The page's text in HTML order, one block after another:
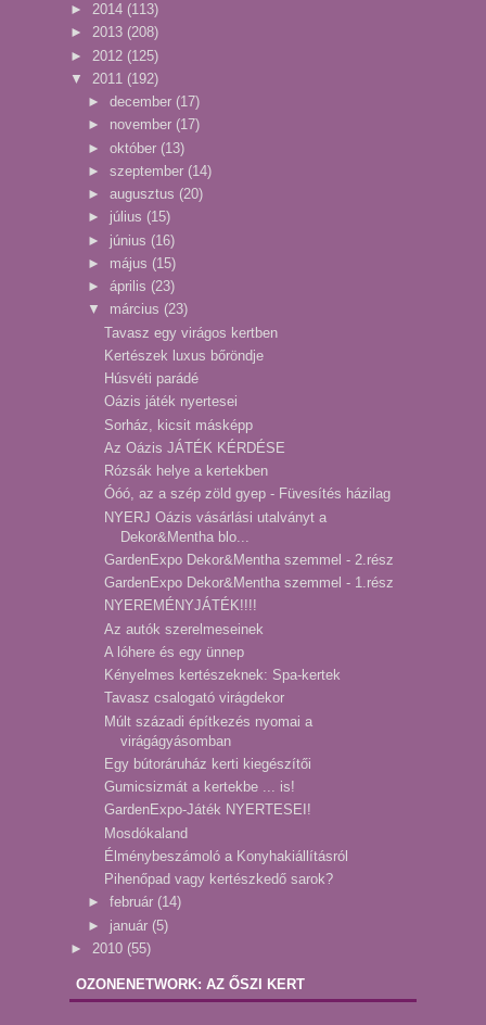
► 2014 (113)
► 2013 (208)
► 2012 (125)
▼ 2011 (192)
► december (17)
► november (17)
► október (13)
► szeptember (14)
► augusztus (20)
► július (15)
► június (16)
► május (15)
► április (23)
▼ március (23)
Tavasz egy virágos kertben
Kertészek luxus bőröndje
Húsvéti parádé
Oázis játék nyertesei
Sorház, kicsit másképp
Az Oázis JÁTÉK KÉRDÉSE
Rózsák helye a kertekben
Óóó, az a szép zöld gyep - Füvesítés házilag
NYERJ Oázis vásárlási utalványt a
Dekor&Mentha blo...
GardenExpo Dekor&Mentha szemmel - 2.rész
GardenExpo Dekor&Mentha szemmel - 1.rész
NYEREMÉNYJÁTÉK!!!!
Az autók szerelmeseinek
A lóhere és egy ünnep
Kényelmes kertészeknek: Spa-kertek
Tavasz csalogató virágdekor
Múlt századi építkezés nyomai a
virágágyásomban
Egy bútoráruház kerti kiegészítői
Gumicsizmát a kertekbe ... is!
GardenExpo-Játék NYERTESEI!
Mosdókaland
Élménybeszámoló a Konyhakiállításról
Pihenőpad vagy kertészkedő sarok?
► február (14)
► január (5)
► 2010 (55)
OZONENETWORK: AZ ŐSZI KERT